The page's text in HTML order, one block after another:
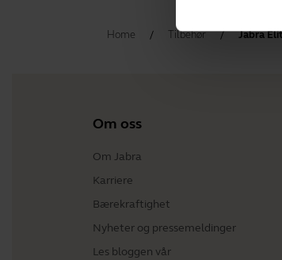
Home Tilbehør Jabra
Om oss
Om Jabra
Karriere
Bærekraftighet
Nyheter og pressemeldinger
Les bloggen vår